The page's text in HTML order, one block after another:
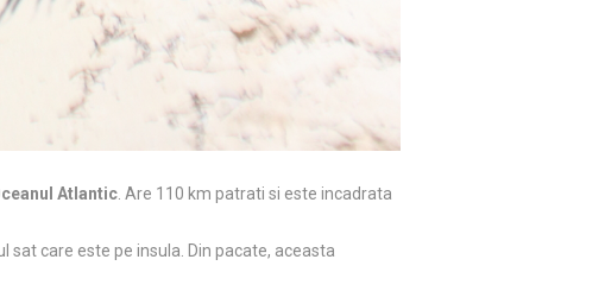
Atlantic. Are 110 km patrati si este incadrata
care este pe insula. Din pacate, aceasta